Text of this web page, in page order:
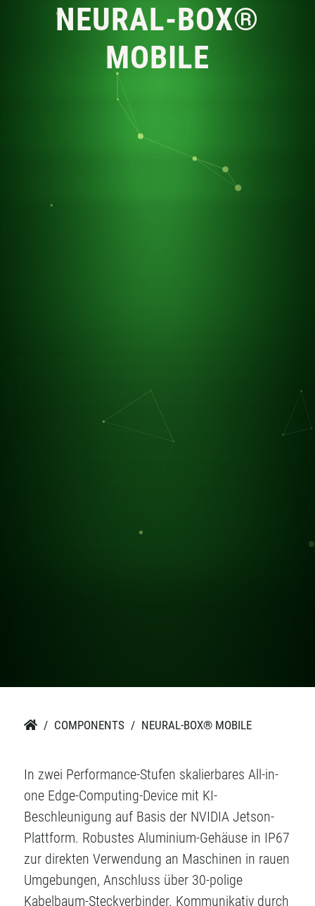
NEURAL-BOX®
MOBILE
 COMPONENTS NEURAL-BOX® MOBILE
In zwei Performance-Stufen skalierbares All-in-
one Edge-Computing-Device mit KI-
Beschleunigung auf Basis der NVIDIA Jetson-
Plattform. Robustes Aluminium-Gehäuse in IP67
zur direkten Verwendung an Maschinen in rauen
Umgebungen, Anschluss über 30-polige
Kabelbaum-Steckverbinder. Kommunikativ durch